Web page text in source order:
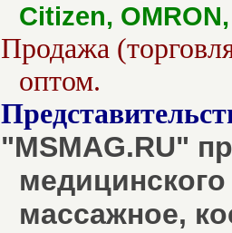
Citizen,
Продажа
оптом.
"MSMAG.RU"
массажное,